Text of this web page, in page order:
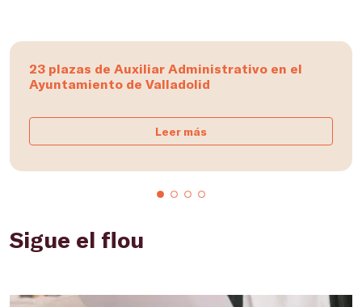
23 plazas de Auxiliar Administrativo en el
Ayuntamiento de Valladolid
Leer más
Sigue el flou